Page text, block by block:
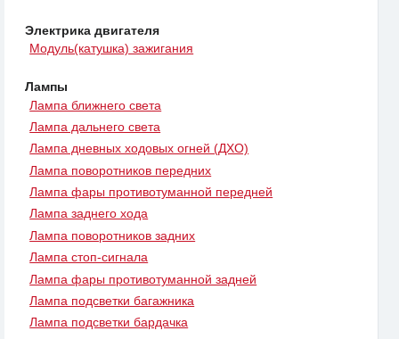
Электрика двигателя
Модуль(катушка) зажигания
Лампы
Лампа ближнего света
Лампа дальнего света
Лампа дневных ходовых огней (ДХО)
Лампа поворотников передних
Лампа фары противотуманной передней
Лампа заднего хода
Лампа поворотников задних
Лампа стоп-сигнала
Лампа фары противотуманной задней
Лампа подсветки багажника
Лампа подсветки бардачка